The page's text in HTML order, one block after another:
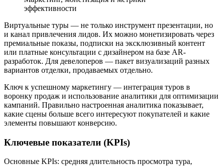
эффективности
Виртуальные туры — не только инструмент презентации, но
и канал привлечения лидов. Их можно монетизировать через
премиальные показы, подписки на эксклюзивный контент
или платные консультации с дизайнером на базе AR-
разработок. Для девелоперов — пакет визуализаций разных
вариантов отделки, продаваемых отдельно.
Ключ к успешному маркетингу — интеграция туров в
воронку продаж и использование аналитики для оптимизации
кампаний. Правильно настроенная аналитика показывает,
какие сцены больше всего интересуют покупателей и какие
элементы повышают конверсию.
Ключевые показатели (KPIs)
Основные KPIs: средняя длительность просмотра тура,